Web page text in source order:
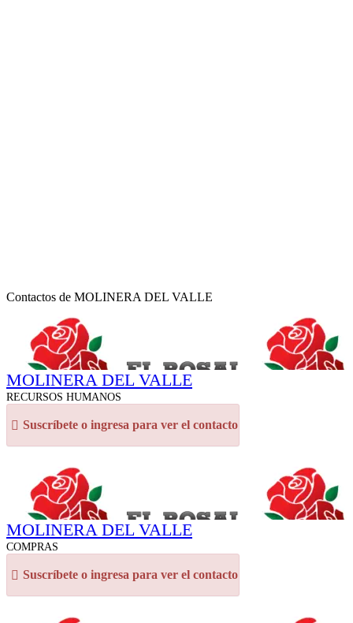
Contactos de MOLINERA DEL VALLE
MOLINERA DEL VALLE
RECURSOS HUMANOS
Suscríbete o ingresa para ver el contacto
MOLINERA DEL VALLE
COMPRAS
Suscríbete o ingresa para ver el contacto